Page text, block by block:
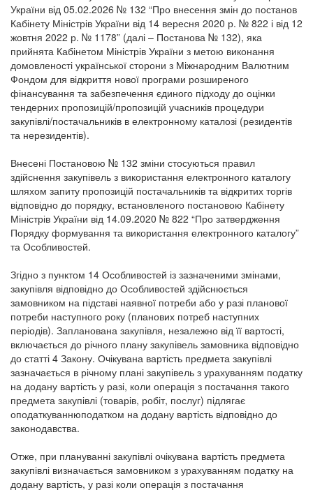
України від 05.02.2026 № 132 “Про внесення змін до постанов
Кабінету Міністрів України від 14 вересня 2020 р. № 822 і від 12
жовтня 2022 р. № 1178” (далі – Постанова № 132), яка
прийнята Кабінетом Міністрів України з метою виконання
домовленості української сторони з Міжнародним Валютним
Фондом для відкриття нової програми розширеного
фінансування та забезпечення єдиного підходу до оцінки
тендерних пропозицій/пропозицій учасників процедури
закупівлі/постачальників в електронному каталозі (резидентів
та нерезидентів).
Внесені Постановою № 132 зміни стосуються правил
здійснення закупівель з використання електронного каталогу
шляхом запиту пропозицій постачальників та відкритих торгів
відповідно до порядку, встановленого постановою Кабінету
Міністрів України від 14.09.2020 № 822 “Про затвердження
Порядку формування та використання електронного каталогу”
та Особливостей.
Згідно з пунктом 14 Особливостей із зазначеними змінами,
закупівля відповідно до Особливостей здійснюється
замовником на підставі наявної потреби або у разі планової
потреби наступного року (планових потреб наступних
періодів). Запланована закупівля, незалежно від її вартості,
включається до річного плану закупівель замовника відповідно
до статті 4 Закону. Очікувана вартість предмета закупівлі
зазначається в річному плані закупівель з урахуванням податку
на додану вартість у разі, коли операція з постачання такого
предмета закупівлі (товарів, робіт, послуг) підлягає
оподаткуваннюподатком на додану вартість відповідно до
законодавства.
Отже, при плануванні закупівлі очікувана вартість предмета
закупівлі визначається замовником з урахуванням податку на
додану вартість, у разі коли операція з постачання